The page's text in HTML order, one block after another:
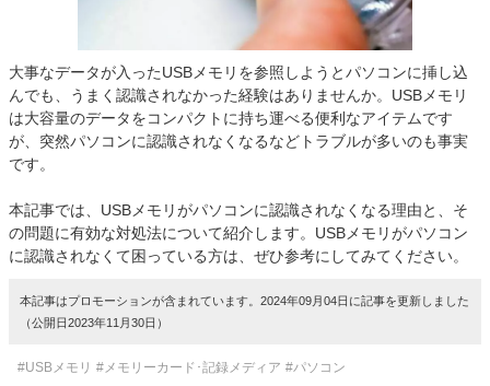
大事なデータが入ったUSBメモリを参照しようとパソコンに挿し込
んでも、うまく認識されなかった経験はありませんか。USBメモリ
は大容量のデータをコンパクトに持ち運べる便利なアイテムです
が、突然パソコンに認識されなくなるなどトラブルが多いのも事実
です。
本記事では、USBメモリがパソコンに認識されなくなる理由と、そ
の問題に有効な対処法について紹介します。USBメモリがパソコン
に認識されなくて困っている方は、ぜひ参考にしてみてください。
本記事はプロモーションが含まれています。2024年09月04日に記事を更新しました
（公開日2023年11月30日）
#USBメモリ #メモリーカード･記録メディア #パソコン